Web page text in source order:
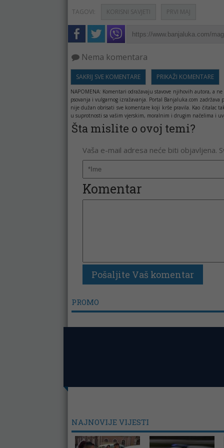
TAGOVI: KORISNI SAVJETI PRVI MAJ
Nema komentara
SAKRIJ SVE KOMENTARE PRIKAŽI KOMENTARE
NAPOMENA: Komentari odražavaju stavove njihovih autora, a
psovanja i vulgarnog izražavanja. Portal Banjaluka.com
nije dužan obrisati sve komentare koji krše pravila. Kao čitalac
u suprotnosti sa vašim vjerskim, moralnim i drugim načelima i
Šta mislite o ovoj temi?
Vaša e-mail adresa neće biti objavljena.
Komentar
PROMO
NAJNOVIJE VIJESTI